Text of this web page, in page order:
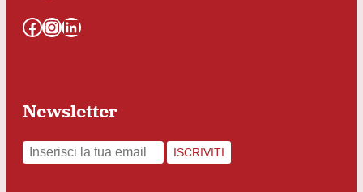
Facebook InstagramLinkedIn
Newsletter
ISCRIVITI